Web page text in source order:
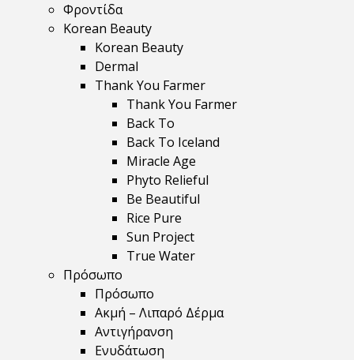
Φροντίδα
Korean Beauty
Korean Beauty
Dermal
Thank You Farmer
Thank You Farmer
Back To
Back To Iceland
Miracle Age
Phyto Relieful
Be Beautiful
Rice Pure
Sun Project
True Water
Πρόσωπο
Πρόσωπο
Ακμή – Λιπαρό Δέρμα
Αντιγήρανση
Ενυδάτωση